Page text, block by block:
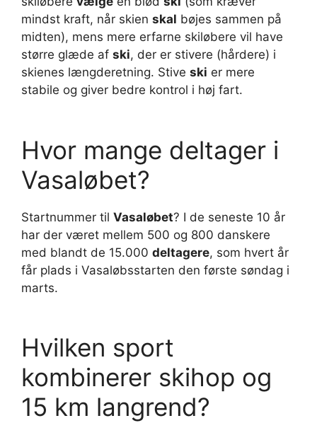
mindst kraft, når skien skal bøjes sammen på
midten), mens mere erfarne skiløbere vil have
større glæde af ski, der er stivere (hårdere) i
skienes længderetning. Stive ski er mere
stabile og giver bedre kontrol i høj fart.
Hvor mange deltager i
Vasaløbet?
Startnummer til Vasaløbet? I de seneste 10 år
har der været mellem 500 og 800 danskere
med blandt de 15.000 deltagere, som hvert år
får plads i Vasaløbsstarten den første søndag i
marts.
Hvilken sport
kombinerer skihop og
15 km langrend?